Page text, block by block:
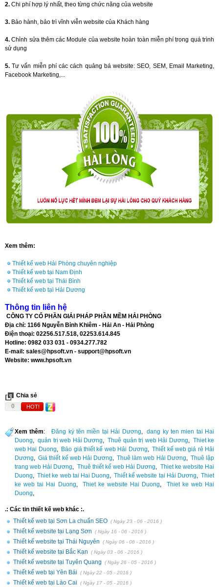
2. Chi phí hợp lý nhất, theo từng chức năng của website
3. Bảo hành, bảo trì vĩnh viễn website của Khách hàng
4. Chỉnh sửa thêm các Module của website hoàn toàn miễn phí trong quá trình
sử dụng
5. Tư vấn miễn phí các cách quảng bá website: SEO, SEM, Email Marketing,
Facebook Marketing,...
Xem thêm:
Thiết kế web Hải Phòng chuyên nghiệp
Thiết kế web tại Nam Định
Thiết kế web tại Thái Bình
Thiết kế web tại Hải Dương
Thông tin liên hệ
CÔNG TY CỔ PHẦN GIẢI PHÁP PHẦN M ỀM HẢI PHÒNG
Địa chỉ: 1166 Nguyễn Bỉnh Khiêm - Hải An - Hải Phòng
Điện thoại: 02256.517.518, 02253.614.845
Hotline: 0982 033 031 - 0934.277.782
E-mail: sales@hpsoft.vn - support@hpsoft.vn
Website: www.hpsoft.vn
Chia sẻ
0
HOT!
Xem thêm:Đăng ký tên miền tại Hải Dương, dang ky ten mien tai Hai
Duong, quản trị web Hải Dương, Thuê quản trị web Hải Dương, Thiet ke
web Hai Duong, Báo giá thiết kế web Hải Dương, Thiết kế web giá rẻ Hải
Dương, Giá thiết kế web Hải Dương, Thuê làm web Hải Dương, Thuê lập
trang web Hải Dương, Thuê thiết kế web Hải Dương, Thiet ke website Hai
Duong, Thiet ke web tai Hai Duong, Thiết kế website tại Hải Dương, Thiet
ke web tai Hai Duong, Thiet ke website Hai Duong,
Thiet ke web Hai
Duong,
.: Các tin thiết kế web khác :.
Thiết kế web tại Sơn La chuẩn SEO ( Ngày 23 - 06 - 2016 )
Thiết kế website tại Lạng Sơn ( Ngày 16 - 06 - 2016 )
Thiết kế website tại Thái Nguyên ( Ngày 06 - 06 - 2016 )
Thiết kế website tại Bắc Kạn ( Ngày 03 - 06 - 2016 )
Thiết kế website tại Tuyên Quang ( Ngày 26 - 05 - 2016 )
Thiết kế web tại Yên Bái ( Ngày 22 - 05 - 2016 )
Thiết kế web tại Lào Cai ( Ngày 17 - 05 - 2016 )